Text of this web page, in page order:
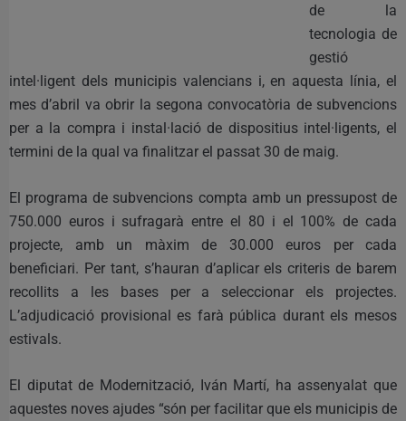
de la
tecnologia de
gestió
intel·ligent dels municipis valencians i, en aquesta línia, el
mes d’abril va obrir la segona convocatòria de subvencions
per a la compra i instal·lació de dispositius intel·ligents, el
termini de la qual va finalitzar el passat 30 de maig.
El programa de subvencions compta amb un pressupost de
750.000 euros i sufragarà entre el 80 i el 100% de cada
projecte, amb un màxim de 30.000 euros per cada
beneficiari. Per tant, s’hauran d’aplicar els criteris de barem
recollits a les bases per a seleccionar els projectes.
L’adjudicació provisional es farà pública durant els mesos
estivals.
El diputat de Modernització, Iván Martí, ha assenyalat que
aquestes noves ajudes “són per facilitar que els municipis de